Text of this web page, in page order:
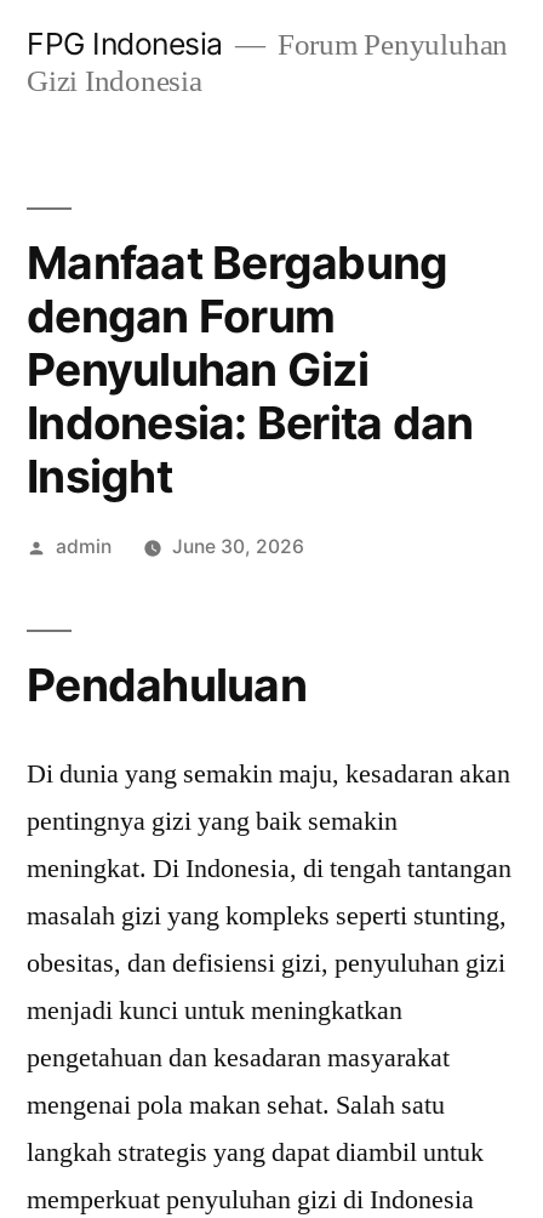
FPG Indonesia
Forum Penyuluhan
Gizi Indonesia
Manfaat Bergabung
dengan Forum
Penyuluhan Gizi
Indonesia: Berita dan
Insight
Posted
admin June 30, 2026
Pendahuluan
Di dunia yang semakin maju, kesadaran akan
pentingnya gizi yang baik semakin
meningkat. Di Indonesia, di tengah tantangan
masalah gizi yang kompleks seperti stunting,
obesitas, dan defisiensi gizi, penyuluhan gizi
menjadi kunci untuk meningkatkan
pengetahuan dan kesadaran masyarakat
mengenai pola makan sehat. Salah satu
langkah strategis yang dapat diambil untuk
memperkuat penyuluhan gizi di Indonesia